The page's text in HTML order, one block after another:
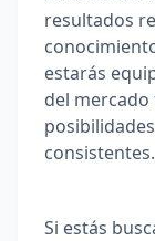
resultados
estarás
del
consistentes.
Si estás